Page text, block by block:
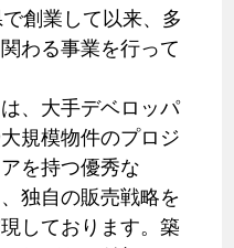
創業して以来、多
わる事業を行って
、大手デベロッパ
規模物件のプロジ
を持つ優秀な
独自の販売戦略を
しております。築